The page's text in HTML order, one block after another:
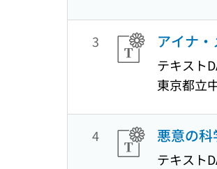
3 アイナ
テキスト
東京都立
4 悪意の
テキスト